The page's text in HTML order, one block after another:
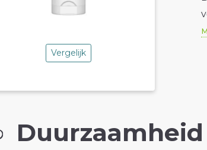
Vergelijk
Duurzaamheid